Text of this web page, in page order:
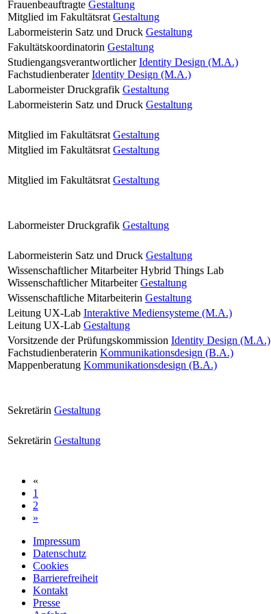
Frauenbeauftragte Gestaltung
Mitglied im Fakultätsrat Gestaltung
Labormeisterin Satz und Druck Gestaltung
Fakultätskoordinatorin Gestaltung
StudiengangsverantwortlicherIdentity Design (M.A.)
FachstudienberaterIdentity Design (M.A.)
Labormeister Druckgrafik Gestaltung
Labormeisterin Satz und Druck Gestaltung
Mitglied im Fakultätsrat Gestaltung
Mitglied im Fakultätsrat Gestaltung
Mitglied im Fakultätsrat Gestaltung
Labormeister Druckgrafik Gestaltung
Labormeisterin Satz und Druck Gestaltung
Wissenschaftlicher Mitarbeiter Hybrid Things Lab
Wissenschaftlicher MitarbeiterGestaltung
Wissenschaftliche Mitarbeiterin Gestaltung
Leitung UX-Lab Interaktive Mediensysteme (M.A.)
Leitung UX-Lab Gestaltung
Vorsitzende der Prüfungskommission Identity Design (M.A.)
Fachstudienberaterin Kommunikationsdesign (B.A.)
Mappenberatung Kommunikationsdesign (B.A.)
Sekretärin Gestaltung
Sekretärin Gestaltung
«
1
2
»
Impressum
Datenschutz
Cookies
Barrierefreiheit
Kontakt
Presse